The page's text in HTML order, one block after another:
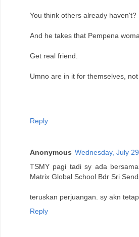
You think others already haven't?
And he takes that Pempena
Get real friend.
Umno are in it for themselves, not
Reply
Anonymous Wednesday, July
TSMY pagi tadi sy ada
Matrix Global School Bdr Sri
teruskan perjuangan. sy akn
Reply